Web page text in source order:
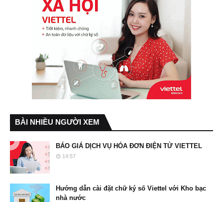
BÀI NHIỀU NGƯỜI XEM
BÁO GIÁ DỊCH VỤ HÓA ĐƠN ĐIỆN TỬ VIETTEL
14:57
Hướng dẫn cài đặt chữ ký số Viettel với Kho bạc
nhà nước